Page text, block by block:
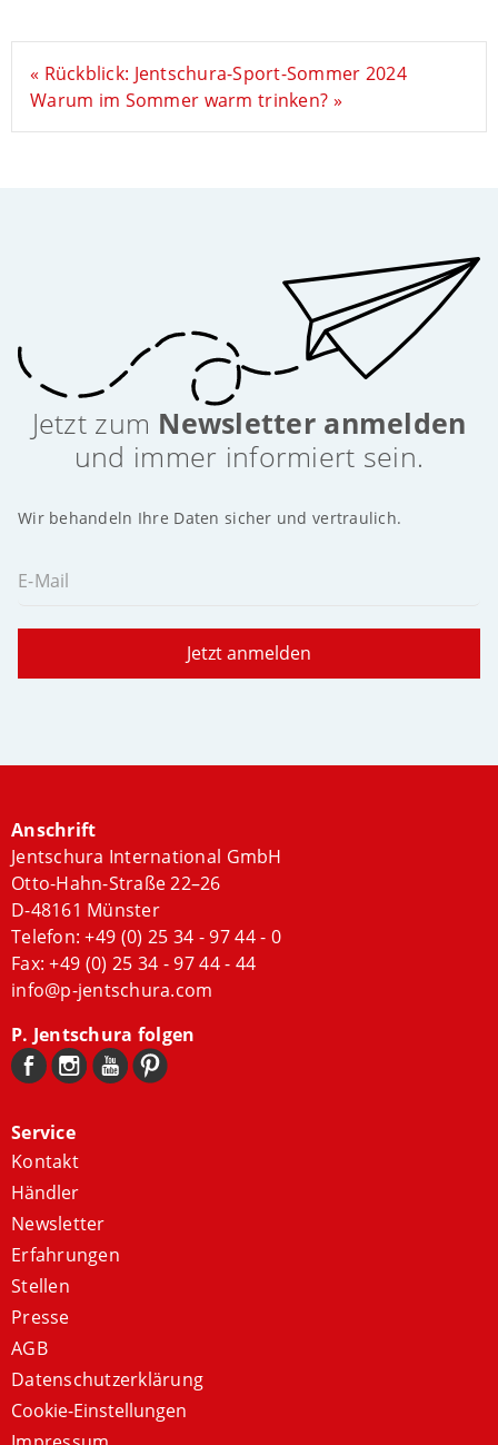
« Rückblick: Jentschura-Sport-Sommer 2024
Warum im Sommer warm trinken? »
Jetzt zum Newsletter anmelden
und immer informiert sein.
Wir behandeln Ihre Daten sicher und vertraulich.
E-Mail
Jetzt anmelden
Anschrift
Jentschura International GmbH
Otto-Hahn-Straße 22–26
D-48161 Münster
Telefon:+49 (0) 25 34 - 97 44 - 0
Fax: +49 (0) 25 34 - 97 44 - 44
info@p-jentschura.com
P. Jentschura folgen
Service
Kontakt
Händler
Newsletter
Erfahrungen
Stellen
Presse
AGB
Datenschutzerklärung
Cookie-Einstellungen